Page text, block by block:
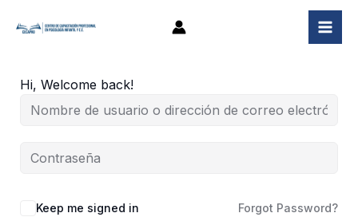
Hi, Welcome back!
Keep me signed in Forgot Password?